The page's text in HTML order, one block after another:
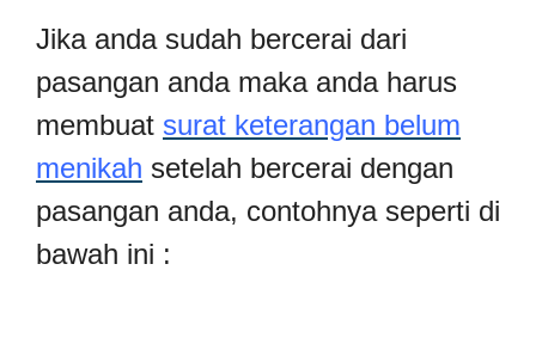
Jika anda sudah bercerai dari
pasangan anda maka anda harus
membuat surat keterangan belum
menikah setelah bercerai dengan
pasangan anda, contohnya seperti di
bawah ini :